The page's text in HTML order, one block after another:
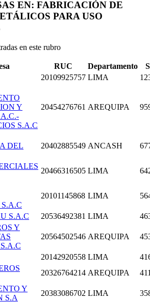
EN: FABRICACIÓN DE
PARA USO
en este rubro
RUC Departamento
20109925757 LIMA
Y
S.A.C
20454276761 AREQUIPA
DEL
20402885549 ANCASH
20466316505 LIMA
20101145868 LIMA
S.A.C 20536492381 LIMA
Y
20564502546 AREQUIPA
20142920558 LIMA
20326764214 AREQUIPA
Y
S.A
20383086702 LIMA